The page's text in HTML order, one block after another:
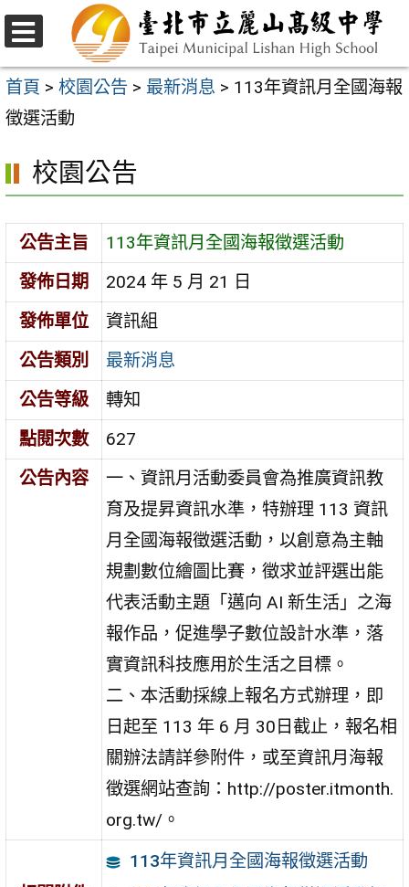
跳
至
主
要
容
區
選
單
首頁 > 校園公告 > 最新消息 > 113年資訊月全國海報
徵選活動
校園公告
公告主旨
113年資訊月全國海報徵選活動
發佈日期
2024 年 5 月 21 日
發佈單位
資訊組
公告類別
最新消息
公告等級
轉知
點閱次數
627
公告內容
一、資訊月活動委員會為推廣資訊教
育及提昇資訊水準，特辦理 113 資訊
月全國海報徵選活動，以創意為主軸
規劃數位繪圖比賽，徵求並評選出能
代表活動主題「邁向 AI 新生活」之海
報作品，促進學子數位設計水準，落
實資訊科技應用於生活之目標。
二、本活動採線上報名方式辦理，即
日起至 113 年 6 月 30日截止，報名相
關辦法請詳參附件，或至資訊月海報
徵選網站查詢：http://poster.itmonth.
org.tw/。
113年資訊月全國海報徵選活動